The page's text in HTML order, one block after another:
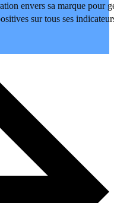
envers sa marque pour
sur tous ses